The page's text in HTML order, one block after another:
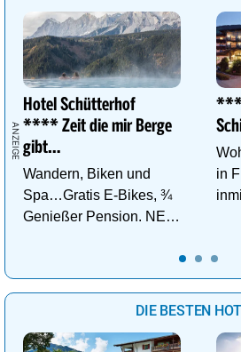
Hotel Schütterhof
**** Zeit die mir Berge
gibt…
Wandern, Biken und
Spa…Gratis E-Bikes, ¾
Genießer Pension. NEU:
in
DIE BESTEN